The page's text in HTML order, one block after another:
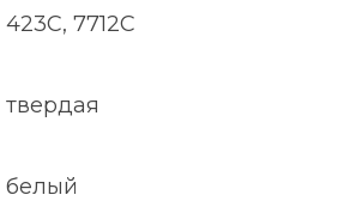
423C, 7712C
твердая
белый